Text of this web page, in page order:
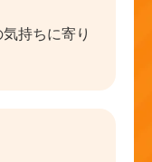
持ちに寄り